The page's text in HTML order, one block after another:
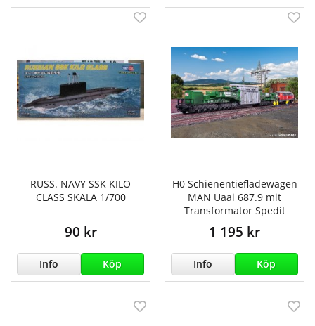
RUSS. NAVY SSK KILO
CLASS SKALA 1/700
90 kr
Info Köp
H0 Schienentiefladewagen
MAN Uaai 687.9 mit
Transformator Spedit
1 195 kr
Info Köp